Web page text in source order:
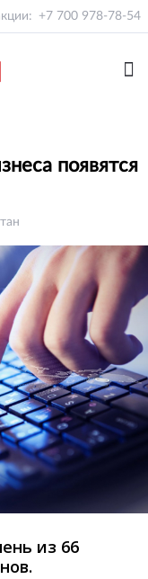
+7 700 978-78-54
появятся
из 66